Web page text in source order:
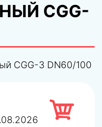
CGG-